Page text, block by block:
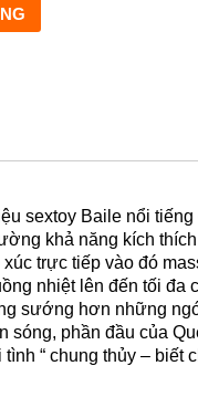
sextoy Baile nổi
khả năng kích
trực tiếp vào đó
nhiệt lên đến tối đa
sướng hơn những
phần đầu của
“ chung thủy – biết